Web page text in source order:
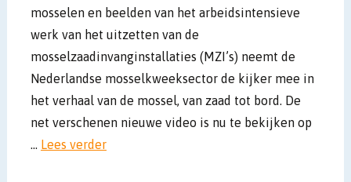
mosselen en beelden van het arbeidsintensieve
werk van het uitzetten van de
mosselzaadinvanginstallaties (MZI’s) neemt de
Nederlandse mosselkweeksector de kijker mee in
het verhaal van de mossel, van zaad tot bord. De
net verschenen nieuwe video is nu te bekijken op
… Lees verder